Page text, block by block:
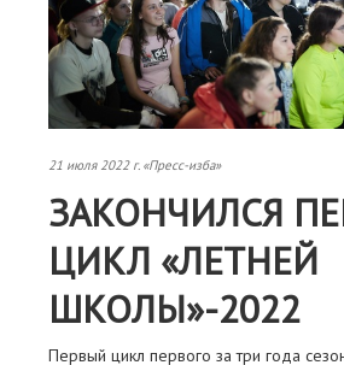
21 июля 2022 г. «Пресс-изба»
ЗАКОНЧИЛСЯ
ЦИКЛ «ЛЕТНЕЙ
ШКОЛЫ»-2022
Первый цикл первого за три года